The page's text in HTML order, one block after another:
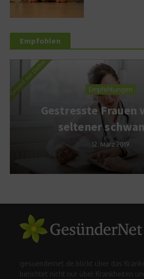
Empfohlen
Empfehlungen
Gestresste Frauen
seltener
12. März 2019
gesuendernet.de blickt über das
berichtet nicht nur über Krankheiten